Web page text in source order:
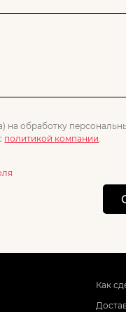
на обработку
политикой компании
Как